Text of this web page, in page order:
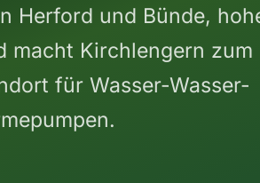
Herford und Bünde,
macht Kirchlengern zum
für Wasser-Wasser-